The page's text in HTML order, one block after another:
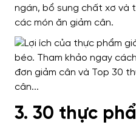
ngán, bổ sung chất xơ và
các món ăn giảm cân.
3. 30 thực